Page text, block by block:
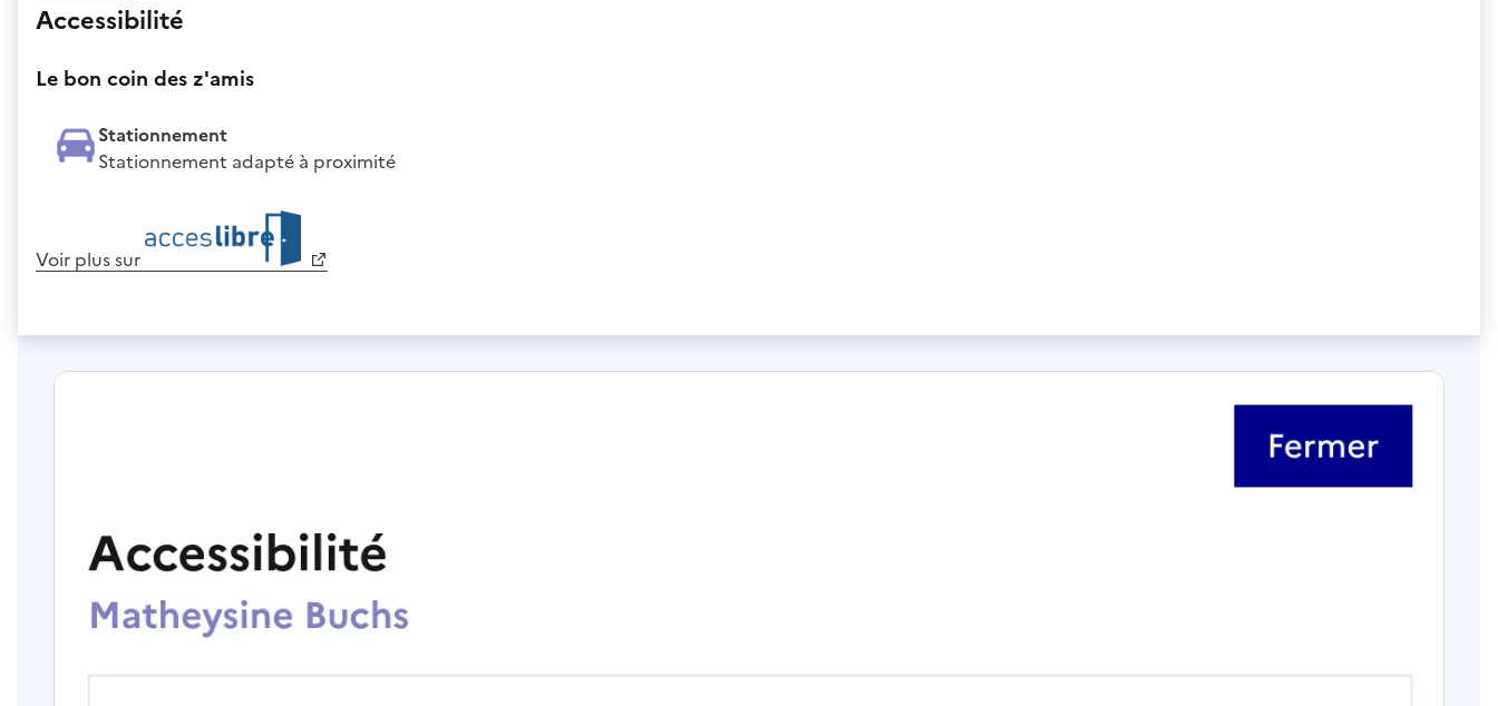
Accessibilité
Le bon coin des z'amis
Stationnement
Stationnement adapté à proximité
Voir plus sur